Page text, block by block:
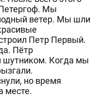
Мы
ветер. Мы шли
Петр Первый.
Пётр
шутником. Когда мы
но время
месте.